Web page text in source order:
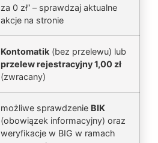
za 0 zł” – sprawdzaj aktualne
akcje na stronie
Kontomatik (bez przelewu) lub
przelew rejestracyjny 1,00 zł
(zwracany)
możliwe sprawdzenie BIK
(obowiązek informacyjny) oraz
weryfikacje w BIG w ramach